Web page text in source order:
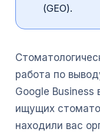
(GEO).
работа по
Google Business
ищущих
находили вас